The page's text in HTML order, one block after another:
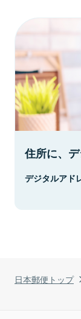
日本郵便トップ
住所に、デ
デジタルアド